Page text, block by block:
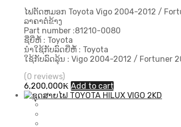
ໄຟຕັດຫມອກ Toyota Vigo 2004-2012 /
ລາຄາຕໍ່ຂ້າງ
Part number :81210-0080
ຊື່ຍີ່ຫໍ້ : Toyota
ນຳໃຊ້ກັບລົດຍີ່ຫໍ້ : Toyota
ໃຊ້ກັບລົດລຸ້ນ : Vigo 2004-2012 / Fortuner
(0 reviews)
6,200,000₭ Add to cart